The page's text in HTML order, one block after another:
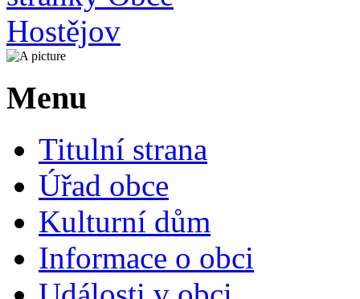
Menu
Titulní strana
Úřad obce
Kulturní dům
Informace o obci